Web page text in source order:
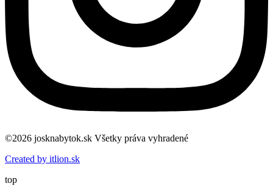
©2026 josknabytok.sk Všetky práva vyhradené
Created by itlion.sk
top